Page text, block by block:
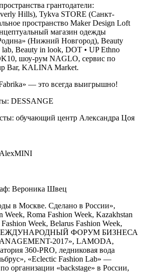
грантодатели:
Hills), Tykva STORE (Санкт-
пространство Maker Design Loft
магазин одежды
(Нижний Новгород), Beauty
Beauty in look, DOT • UP Ethno
шоу-рум NAGLO, сервис по
Bar, KALINA Market.
— это всегда выигрышно!
DESSANGE
обучающий центр Александра Цоя
Вероника Швец
в Москве. Сделано в России»,
Week, Roma Fashion Week, Kazakhstan
Week, Belarus Fashion Week,
МЕЖДУНАРОДНЫЙ ФОРУМ БИЗНЕСА
2017», LAMODA,
360-PRO, ледниковая вода
«Eclectic Fashion Lab» —
организации «backstage» в России,